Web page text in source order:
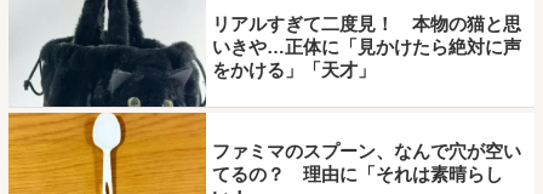
リアルすぎて二度見！ 本物の猫と思
いきや…正体に「見かけたら絶対に声
をかける」「天才」
ファミマのスプーン、なんで穴が空い
てるの？ 理由に「それは素晴らし